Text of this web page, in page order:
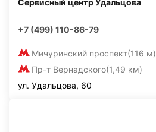
Сервисный центр Удальцова
+7 (499) 110-86-79
Мичуринский проспект(116 м)
Пр-т Вернадского(1,49 км)
ул. Удальцова, 60